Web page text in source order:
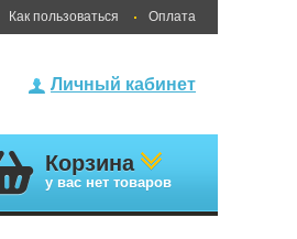
Как пользоваться Оплата
Личный кабинет
Корзина
у вас нет товаров